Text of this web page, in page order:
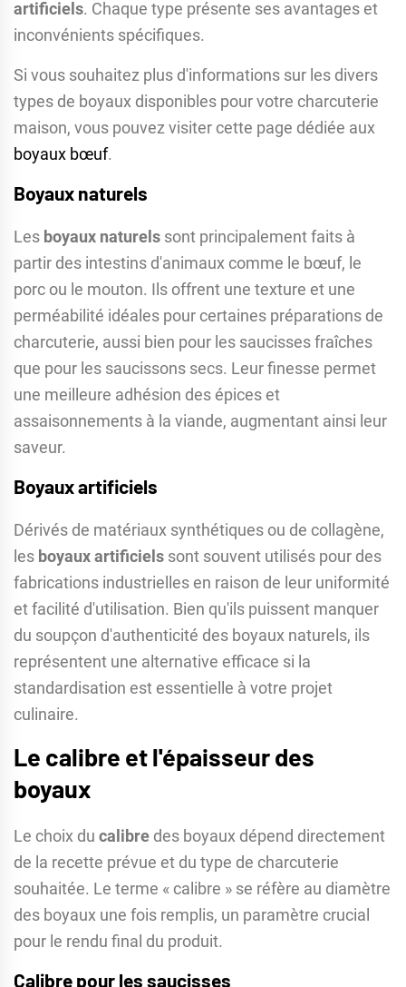
artificiels. Chaque type présente ses avantages et
inconvénients spécifiques.
Si vous souhaitez plus d'informations sur les divers
types de boyaux disponibles pour votre charcuterie
maison, vous pouvez visiter cette page dédiée aux
boyaux bœuf.
Boyaux naturels
Les boyaux naturels sont principalement faits à
partir des intestins d'animaux comme le bœuf, le
porc ou le mouton. Ils offrent une texture et une
perméabilité idéales pour certaines préparations de
charcuterie, aussi bien pour les saucisses fraîches
que pour les saucissons secs. Leur finesse permet
une meilleure adhésion des épices et
assaisonnements à la viande, augmentant ainsi leur
saveur.
Boyaux artificiels
Dérivés de matériaux synthétiques ou de collagène,
les boyaux artificiels sont souvent utilisés pour des
fabrications industrielles en raison de leur uniformité
et facilité d'utilisation. Bien qu'ils puissent manquer
du soupçon d'authenticité des boyaux naturels, ils
représentent une alternative efficace si la
standardisation est essentielle à votre projet
culinaire.
Le calibre et l'épaisseur des
boyaux
Le choix du calibre des boyaux dépend directement
de la recette prévue et du type de charcuterie
souhaitée. Le terme « calibre » se réfère au diamètre
des boyaux une fois remplis, un paramètre crucial
pour le rendu final du produit.
Calibre pour les saucisses